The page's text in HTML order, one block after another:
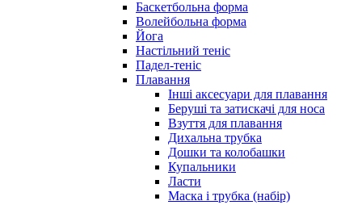
Баскетбольна форма
Волейбольна форма
Йога
Настільний теніс
Падел-теніс
Плавання
Інші аксесуари для плавання
Беруші та затискачі для носа
Взуття для плавання
Дихальна трубка
Дошки та колобашки
Купальники
Ласти
Маска і трубка (набір)